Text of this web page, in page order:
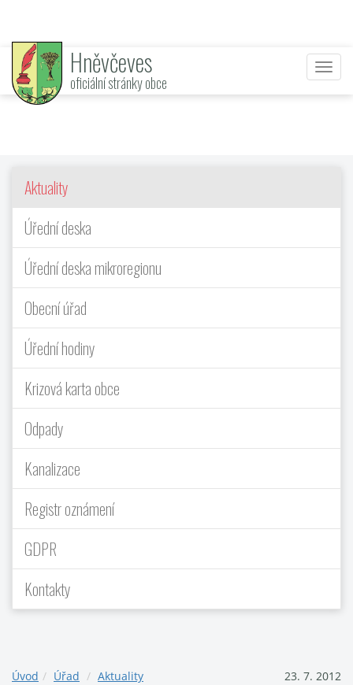
Hněvčeves
oficiální stránky obce
Aktuality
Úřední deska
Úřední deska mikroregionu
Obecní úřad
Úřední hodiny
Krizová karta obce
Odpady
Kanalizace
Registr oznámení
GDPR
Kontakty
Úvod Úřad Aktuality 23. 7. 2012